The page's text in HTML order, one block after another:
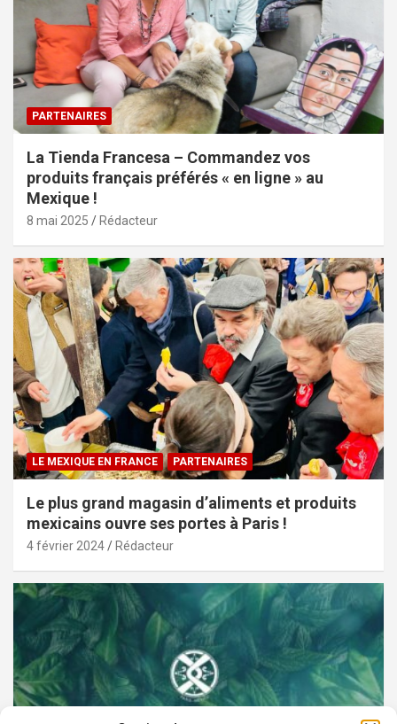
PARTENAIRES
La Tienda Francesa – Commandez vos
produits français préférés « en ligne » au
Mexique !
8 mai 2025 Rédacteur
LE MEXIQUE EN FRANCE PARTENAIRES
Le plus grand magasin d’aliments et produits
mexicains ouvre ses portes à Paris !
4 février 2024 Rédacteur